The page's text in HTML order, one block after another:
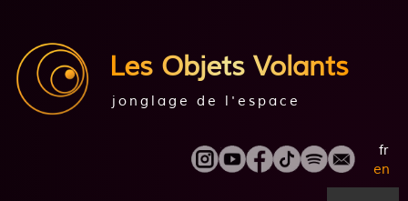
Les Objets Volants
jonglage de l'espace
fr
en